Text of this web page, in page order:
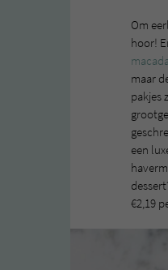
Om
hoor!
maar
pakjes
een
€2,19